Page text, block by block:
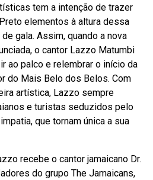
tem a intenção de trazer
elementos à altura dessa
gala. Assim, quando a nova
o cantor Lazzo Matumbi
ao palco e relembrar o início da
do Mais Belo dos Belos. Com
artística, Lazzo sempre
e turistas seduzidos pelo
que tornam única a sua
recebe o cantor jamaicano Dr.
do grupo The Jamaicans,